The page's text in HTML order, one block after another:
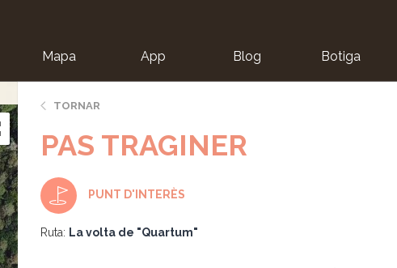
Mapa App Blog Botiga
TORNAR
PAS TRAGINER
PUNT D'INTERÈS
Ruta: La volta de "Quartum"